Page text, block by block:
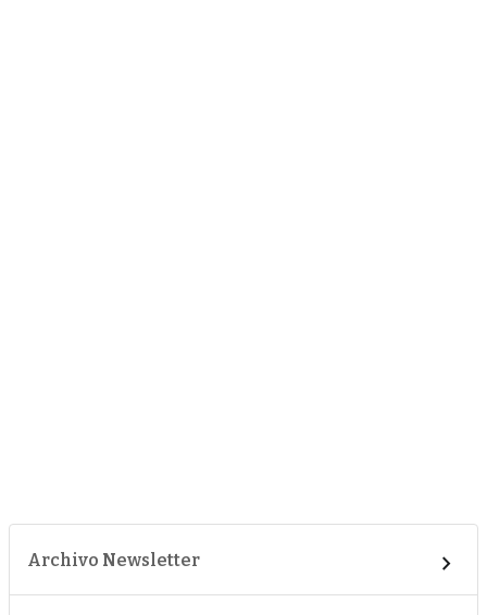
Archivo Newsletter